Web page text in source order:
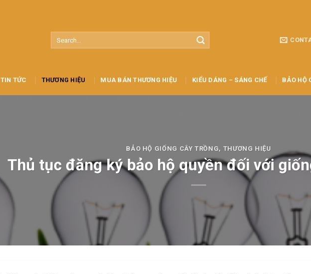
TIN TỨC THƯƠNG HIỆU MUA BÁN THƯƠNG HIỆU KIỂU DÁNG – SÁNG CHẾ BẢO HỘ
BẢO HỘ GIỐNG CÂY TRỒNG, THƯƠNG HIỆU
Thủ tục đăng ký bảo hộ quyền đối với